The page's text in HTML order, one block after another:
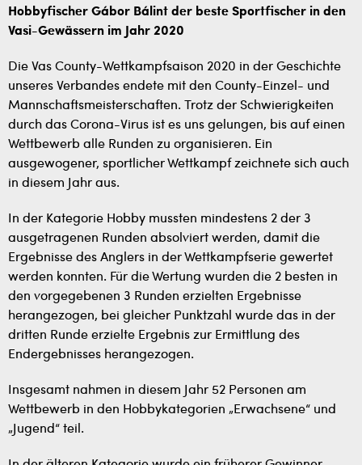
Hobbyfischer Gábor Bálint der beste Sportfischer in den
Vasi-Gewässern im Jahr 2020
Die Vas County-Wettkampfsaison 2020 in der Geschichte
unseres Verbandes endete mit den County-Einzel- und
Mannschaftsmeisterschaften. Trotz der Schwierigkeiten
durch das Corona-Virus ist es uns gelungen, bis auf einen
Wettbewerb alle Runden zu organisieren. Ein
ausgewogener, sportlicher Wettkampf zeichnete sich auch
in diesem Jahr aus.
In der Kategorie Hobby mussten mindestens 2 der 3
ausgetragenen Runden absolviert werden, damit die
Ergebnisse des Anglers in der Wettkampfserie gewertet
werden konnten. Für die Wertung wurden die 2 besten in
den vorgegebenen 3 Runden erzielten Ergebnisse
herangezogen, bei gleicher Punktzahl wurde das in der
dritten Runde erzielte Ergebnis zur Ermittlung des
Endergebnisses herangezogen.
Insgesamt nahmen in diesem Jahr 52 Personen am
Wettbewerb in den Hobbykategorien „Erwachsene“ und
„Jugend“ teil.